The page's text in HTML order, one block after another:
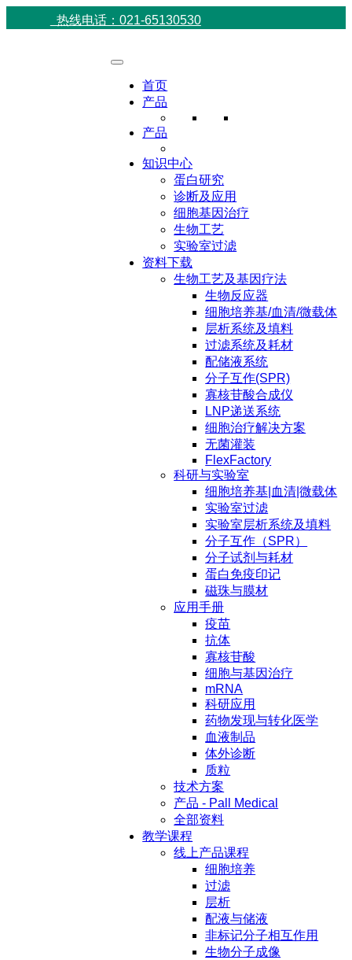
热线电话：021-65130530
首页
产品
产品
知识中心
蛋白研究
诊断及应用
细胞基因治疗
生物工艺
实验室过滤
资料下载
生物工艺及基因疗法
生物反应器
细胞培养基/血清/微载体
层析系统及填料
过滤系统及耗材
配储液系统
分子互作(SPR)
寡核苷酸合成仪
LNP递送系统
细胞治疗解决方案
无菌灌装
FlexFactory
科研与实验室
细胞培养基|血清|微载体
实验室过滤
实验室层析系统及填料
分子互作（SPR）
分子试剂与耗材
蛋白免疫印记
磁珠与膜材
应用手册
疫苗
抗体
寡核苷酸
细胞与基因治疗
mRNA
科研应用
药物发现与转化医学
血液制品
体外诊断
质粒
技术方案
产品 - Pall Medical
全部资料
教学课程
线上产品课程
细胞培养
过滤
层析
配液与储液
非标记分子相互作用
生物分子成像